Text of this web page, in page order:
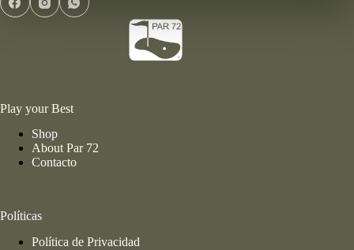
Play your Best
Shop
About Par 72
Contacto
Políticas
Política de Privacidad